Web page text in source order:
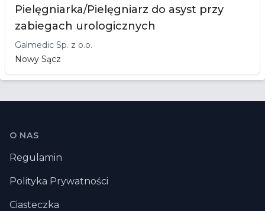
Pielęgniarka/Pielęgniarz do asyst przy
zabiegach urologicznych
Galmedic Sp. z o.o.
Nowy Sącz
Stopka
O NAS
Regulamin
Polityka Prywatności
Ciasteczka